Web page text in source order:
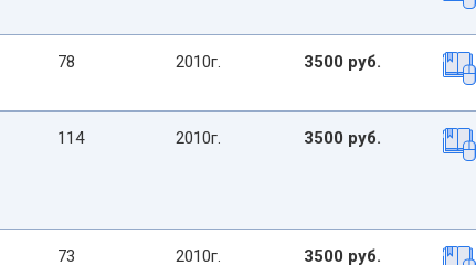
78 2010г. 3500 руб.
114 2010г. 3500 руб.
73 2010г. 3500 руб.